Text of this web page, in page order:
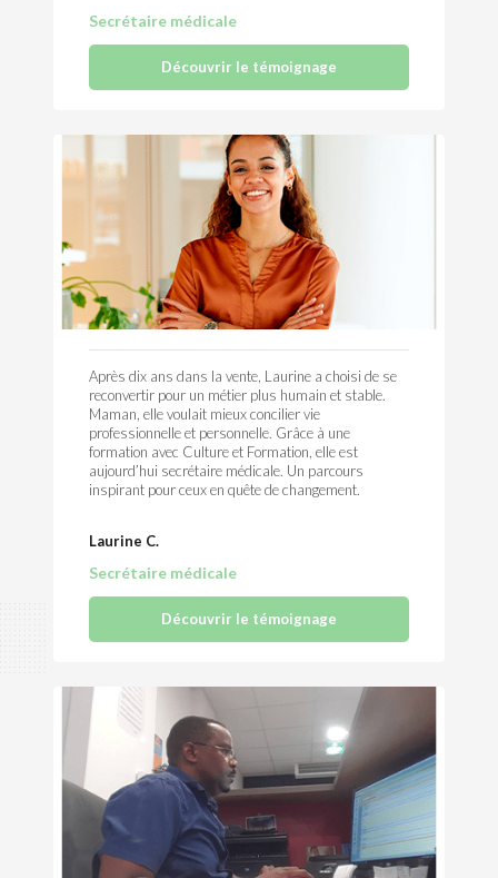
Secrétaire médicale
Découvrir le témoignage
Après dix ans dans la vente, Laurine a choisi de se
reconvertir pour un métier plus humain et stable.
Maman, elle voulait mieux concilier vie
professionnelle et personnelle. Grâce à une
formation avec Culture et Formation, elle est
aujourd’hui secrétaire médicale. Un parcours
inspirant pour ceux en quête de changement.
Laurine C.
Secrétaire médicale
Découvrir le témoignage